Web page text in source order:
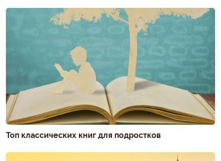
Топ классических книг для подростков